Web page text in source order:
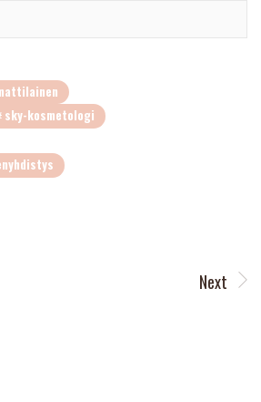
sky-kosmetologi
Next